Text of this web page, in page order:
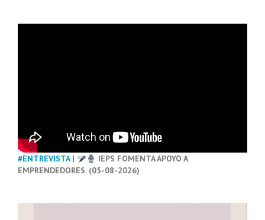
#ENTREVISTA|
IEPS FOMENTA APOYO A
EMPRENDEDORES. (05-08-2026)